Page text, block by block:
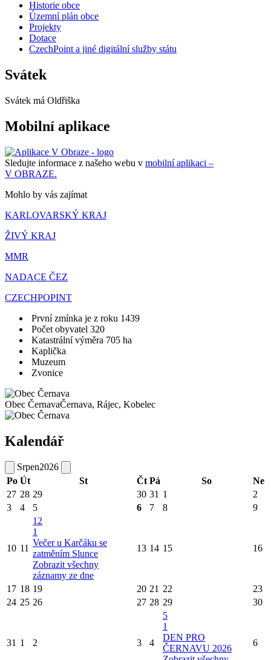
Historie obce
Územní plán obce
Projekty
Dotace
CzechPoint a jiné digitální služby státu
Svátek
Svátek má Oldřiška
Mobilní aplikace
Sledujte informace z našeho webu v mobilní aplikaci –
V OBRAZE.
Mohlo by vás zajímat
KARLOVARSKÝ KRAJ
ŽIVÝ KRAJ
MMR
NADACE ČEZ
CZECHPOPINT
První zmínka je z roku 1439
Počet obyvatel 320
Katastrální výměra 705 ha
Kaplička
Muzeum
Zvonice
Obec ČernavaČernava, Rájec, Kobelec
Kalendář
Srpen2026
Po Út St Čt Pá So
Ne
27 28 29 30 31 1
2
3
4 5 6 7 8 9
10 11
12
1
Večer u Karčáku se
zatměním Slunce
Zobrazit všechny
záznamy ze dne
13 14 15 16
17 18 19 20 21 22
23
24 25 26 27 28 29 30
31 1 2 3 4
5
1
DEN PRO
ČERNAVU 2026
6